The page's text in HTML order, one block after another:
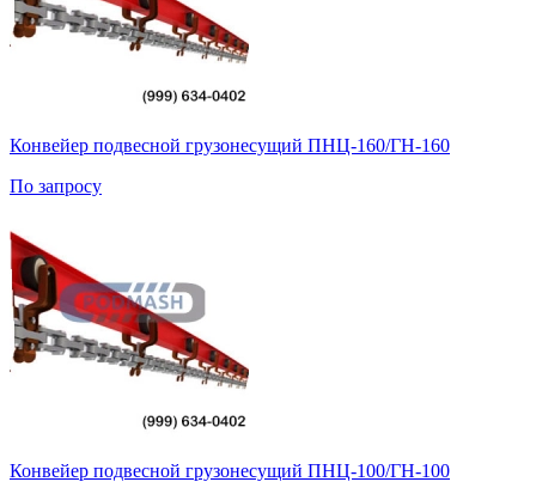
Конвейер подвесной грузонесущий ПНЦ-160/ГН-160
По запросу
Конвейер подвесной грузонесущий ПНЦ-100/ГН-100